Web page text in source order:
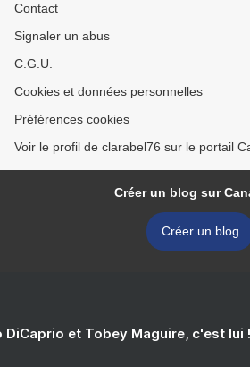
Contact
Signaler un abus
C.G.U.
Cookies et données personnelles
Préférences cookies
Voir le profil de clarabel76 sur le portail
Créer un blog sur
Créer un blog
DiCaprio et Tobey Maguire, c'est